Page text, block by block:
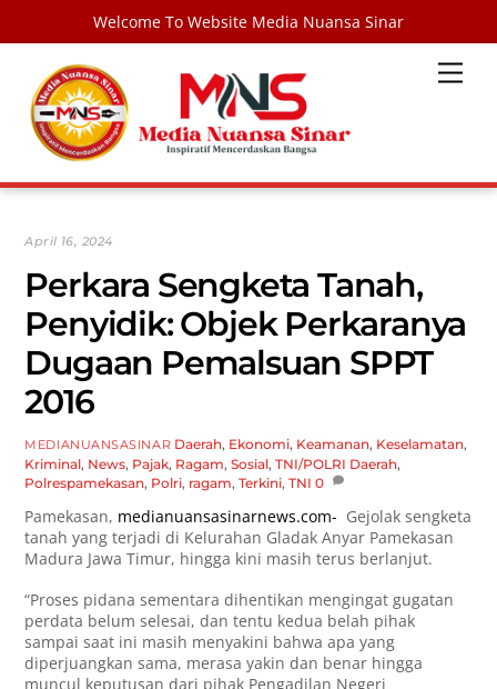
Welcome To Website Media Nuansa Sinar
content
April 16, 2024
Perkara Sengketa Tanah,
Penyidik: Objek Perkaranya
Dugaan Pemalsuan SPPT
2016
MEDIANUANSASINAR Daerah, Ekonomi, Keamanan, Keselamatan,
Kriminal, News, Pajak, Ragam,Sosial,TNI/POLRI Daerah,
Polrespamekasan, Polri, ragam,Terkini,TNI 0
Pamekasan, medianuansasinarnews.com- Gejolak sengketa
tanah yang terjadi di Kelurahan Gladak Anyar Pamekasan
Madura Jawa Timur, hingga kini masih terus berlanjut.
“Proses pidana sementara dihentikan mengingat gugatan
perdata belum selesai, dan tentu kedua belah pihak
sampai saat ini masih menyakini bahwa apa yang
diperjuangkan sama, merasa yakin dan benar hingga
muncul keputusan dari pihak Pengadilan Negeri